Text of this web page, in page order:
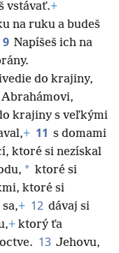
vstávať.+
na ruku a budeš
9 Napíšeš ich na
do krajiny,
krajiny s veľkými
+ 11 s domami
ktoré si nezískal
* ktoré si
ktoré si
+ 12 dávaj si
+ ktorý ťa
13 Jehovu,